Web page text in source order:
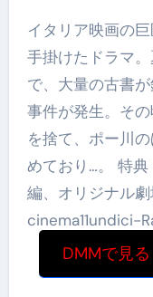
イタリア映画の
手掛けたドラマ
で、大量の古書
事件が発生。そ
を捨て、ポー川
めており…。 特
編、オリジナル
cinema11undici-
DMMで見る